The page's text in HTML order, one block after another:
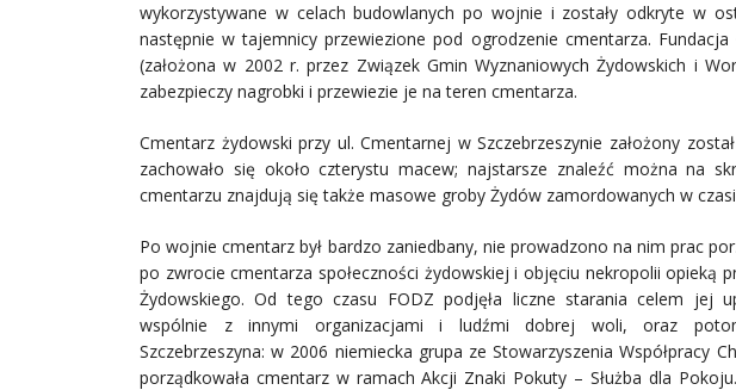
wykorzystywane w celach budowlanych po wojnie i zostały odkryte w
następnie w tajemnicy przewiezione pod ogrodzenie cmentarza.
(założona w 2002 r. przez Związek Gmin Wyznaniowych Żydowskich i
zabezpieczy nagrobki i przewiezie je na teren cmentarza.
Cmentarz żydowski przy ul. Cmentarnej w Szczebrzeszynie założony
zachowało się około czterystu macew; najstarsze znaleźć można na
cmentarzu znajdują się także masowe groby Żydów zamordowanych w
Po wojnie cmentarz był bardzo zaniedbany, nie prowadzono na nim prac
po zwrocie cmentarza społeczności żydowskiej i objęciu nekropolii opieką
Żydowskiego. Od tego czasu FODZ podjęła liczne starania celem jej
wspólnie z innymi organizacjami i ludźmi dobrej woli, oraz
Szczebrzeszyna: w 2006 niemiecka grupa ze Stowarzyszenia Współpracy
porządkowała cmentarz w ramach Akcji Znaki Pokuty – Służba dla